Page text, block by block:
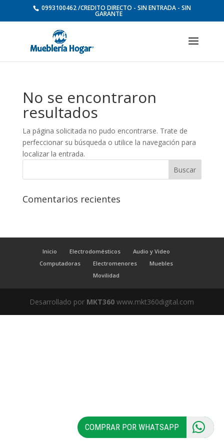
0993100462 /CREDITO DIRECTO - SIN ENTRADA - SIN
GARANTE
No se encontraron
resultados
La página solicitada no pudo encontrarse. Trate de
perfeccionar su búsqueda o utilice la navegación para
localizar la entrada.
Comentarios recientes
Inicio Electrodomésticos
Audio y Video
Computadoras
Electromenores
Muebles
Movilidad
Desarrollado por MKT360 www.mkt360digital.com
COMPRAR POR WHATSAPP